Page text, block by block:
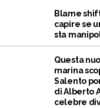
Blame
capire se
sta
Questa
marina
Salento
di Alberto
celebre